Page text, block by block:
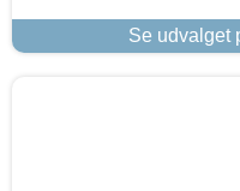
Se udvalget